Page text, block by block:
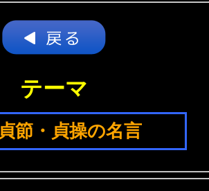
テーマ
貞節・貞操の名言